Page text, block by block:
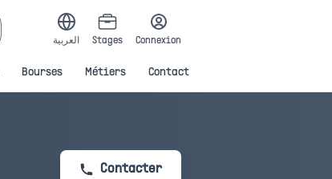
العربية Stages Connexion
Bourses Métiers Contact
Contacter